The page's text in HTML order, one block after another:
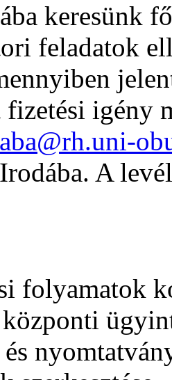
keresünk
feladatok
igény
A
folyamatok